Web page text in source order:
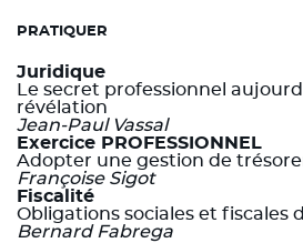
PRATIQUER
Juridique
Le secret professionnel
révélation
Jean-Paul Vassal
Exercice PROFESSIONNEL
Adopter une gestion de
Françoise Sigot
Fiscalité
Obligations sociales et fiscales
Bernard Fabrega